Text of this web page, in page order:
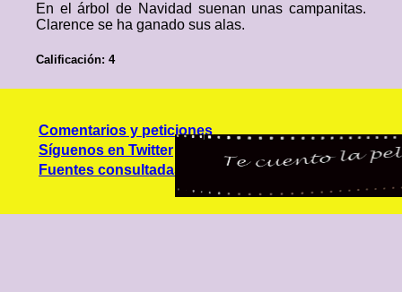
En el árbol de Navidad suenan unas campanitas.
Clarence se ha ganado sus alas.
Calificación: 4
Comentarios y peticiones
Síguenos en Twitter
Fuentes consultadas